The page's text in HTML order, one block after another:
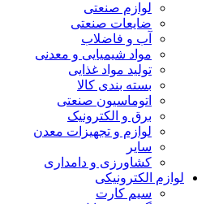
لوازم صنعتی
ضایعات صنعتی
آب و فاضلاب
مواد شیمیایی و معدنی
تولید مواد غذایی
بسته بندی کالا
اتوماسیون صنعتی
برق و الکترونیک
لوازم و تجهیزات معدن
سایر
کشاورزی و دامداری
لوازم الکترونیکی
سیم کارت